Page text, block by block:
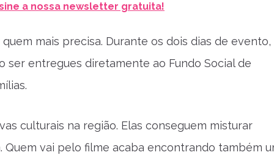
a nossa newsletter gratuita!
mais precisa. Durante os dois dias de
ser entregues diretamente ao Fundo Social de
culturais na região. Elas conseguem misturar
vai pelo filme acaba encontrando também